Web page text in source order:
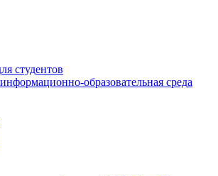
студентов
образовательная среда